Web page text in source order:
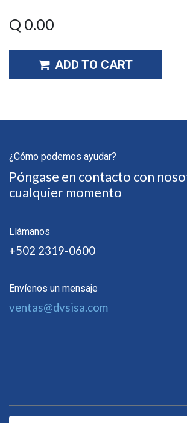
Q 0.00
ADD TO CART
¿Cómo podemos ayudar?
Póngase en contacto con
cualquier momento
Llámanos
+502 2319-0600
Envíenos un mensaje
ventas@dvsisa.com